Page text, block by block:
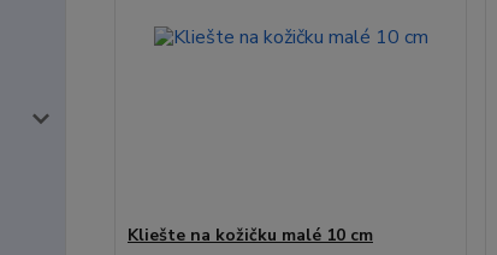
Kliešte na kožičku malé 10 cm